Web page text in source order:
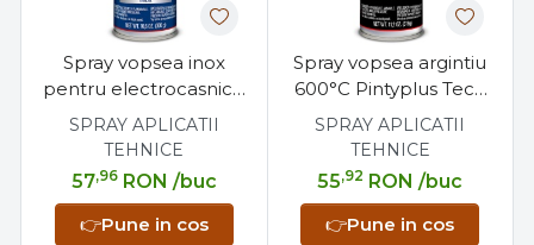
Spray vopsea inox
pentru electrocasnice
400 ml, finisaj otel
inoxidabil, uscare
rapida
SPRAY APLICATII
TEHNICE
57,96 RON /buc
👉Pune in cos
Spray vopsea argintiu
600°C Pintyplus Tech
400 ml, pentru
temperaturi inalte
SPRAY APLICATII
TEHNICE
55,92 RON /buc
👉Pune in cos